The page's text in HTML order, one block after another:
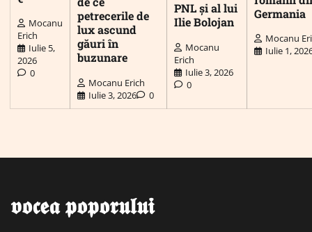
Mocanu
Erich
Iulie 5,
2026
0
petrecerile de
lux ascund
găuri în
buzunare
Mocanu Erich
Iulie 3, 2026
0
PNL și al lui
Ilie Bolojan
Mocanu
Erich
Iulie 3, 2026
0
Germania
Mocanu
Iulie 1,
𝖛𝖔𝖈𝖊𝖆 𝖕𝖔𝖕𝖔𝖗𝖚𝖑𝖚𝖎